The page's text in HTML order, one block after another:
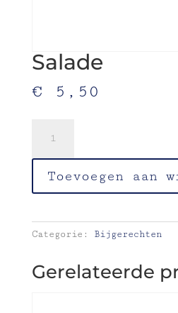
Salade
€ 5,50
aantal
Toevoegen aan
Categorie: Bijgerechten
Gerelateerde